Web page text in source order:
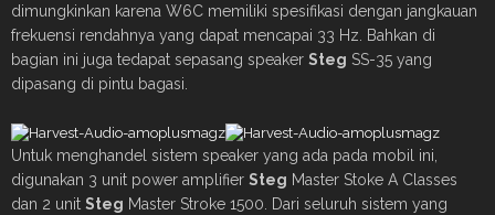
dimungkinkan karena W6C memiliki spesifikasi dengan jangkauan
frekuensi rendahnya yang dapat mencapai 33 Hz. Bahkan di
bagian ini juga tedapat sepasang speaker Steg SS-35 yang
dipasang di pintu bagasi.
Untuk menghandel sistem speaker yang ada pada mobil ini,
digunakan 3 unit power amplifier Steg Master Stoke A Classes
dan 2 unit Steg Master Stroke 1500. Dari seluruh sistem yang